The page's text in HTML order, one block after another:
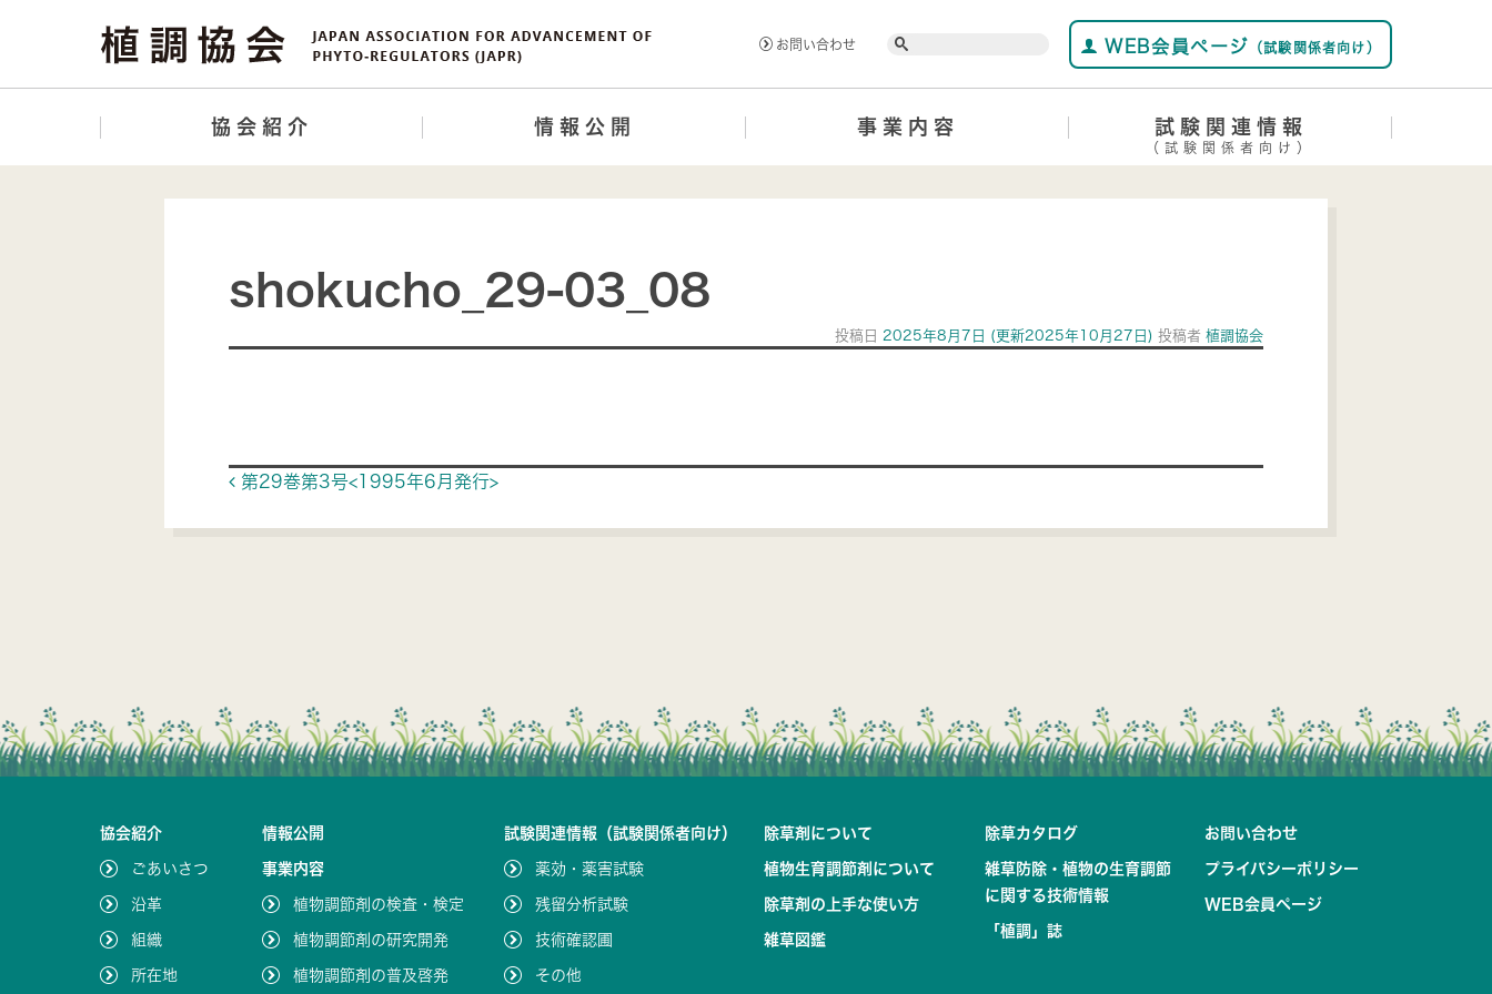
お問い合わせ Search WEB会員ページ （試験関係者向け）
協会紹介 情報公開 事業内容 試験関連情報
（試験関係者向け）
shokucho_29-03_08
投稿日 2025年8月7日 (更新2025年10月27日) 投稿者 植調協会
Post navigation
第29巻第3号<1995年6月発行>
協会紹介
ごあいさつ
沿革
組織
所在地
情報公開
事業内容
植物調節剤の検査・検定
植物調節剤の研究開発
植物調節剤の普及啓発
試験関連情報（試験関係者向け）
薬効・薬害試験
残留分析試験
技術確認圃
その他
除草剤について
植物生育調節剤について
除草剤の上手な使い方
雑草図鑑
除草カタログ
雑草防除・植物の生育調節
に関する技術情報
「植調」誌
お問い合わせ
プライバシーポリシー
WEB会員ページ